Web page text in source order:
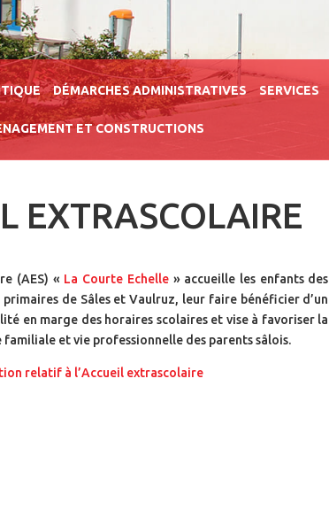
DÉMARCHES ADMINISTRATIVES SERVICES
ET CONSTRUCTIONS
EXTRASCOLAIRE
(AES) « La Courte Echelle» accueille les enfants des
primaires de Sâles et Vaulruz, leur faire bénéficier d’un
en marge des horaires scolaires et vise à favoriser la
et vie professionnelle des parents sâlois.
relatif à l’Accueil extrascolaire